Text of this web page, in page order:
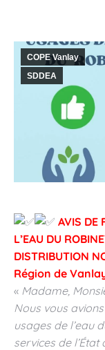
COPE Vanlay
SDDEA
AVIS DE
L’EAU DU
DISTRIBUTION
Région de
« Madame,
Nous vous
usages de l’eau
services de